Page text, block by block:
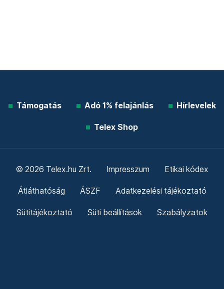
Támogatás Adó 1% felajánlás Hírlevelek
Telex Shop
© 2026 Telex.hu Zrt. Impresszum Etikai kódex
Átláthatóság ÁSZF Adatkezelési tájékoztató
Sütitájékoztató Süti beállítások Szabályzatok